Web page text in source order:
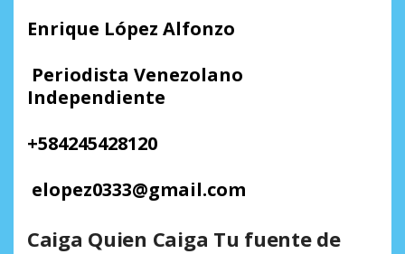
Enrique López Alfonzo
Periodista Venezolano
Independiente
+584245428120
elopez0333@gmail.com
Caiga Quien Caiga Tu fuente de